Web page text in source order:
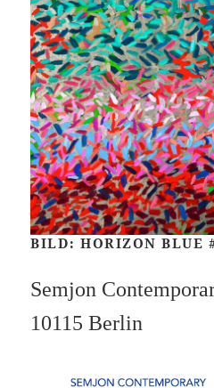
BILD: HORIZON BLUE
Semjon
10115 Berlin